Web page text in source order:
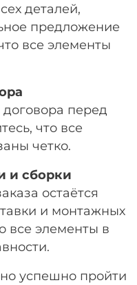
деталей,
предложение
все элементы
перед
что все
четко.
и сборки
остаётся
и монтажных
все элементы в
успешно пройти